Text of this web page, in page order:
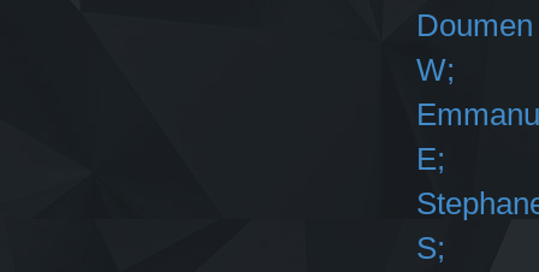
Doumen
W;
E;
S;